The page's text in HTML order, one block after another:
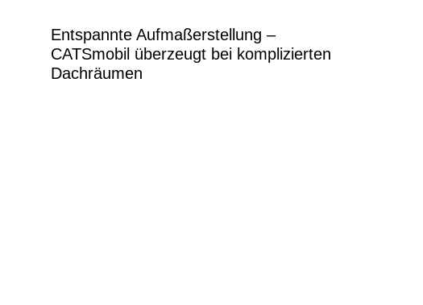
Entspannte Aufmaßerstellung –
CATSmobil überzeugt bei komplizierten
Dachräumen